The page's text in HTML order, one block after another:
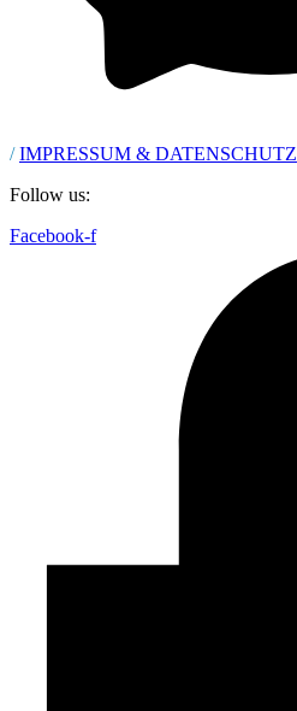
/ IMPRESSUM & DATENSCHUTZ
Follow us:
Facebook-f